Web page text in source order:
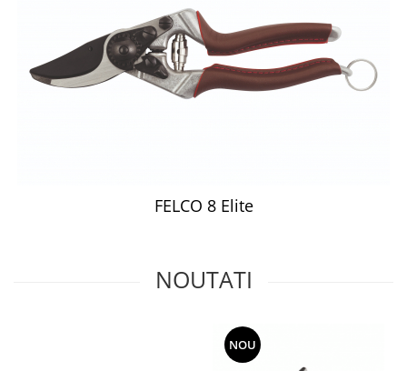
FELCO 8 Elite
NOUTATI
NOU